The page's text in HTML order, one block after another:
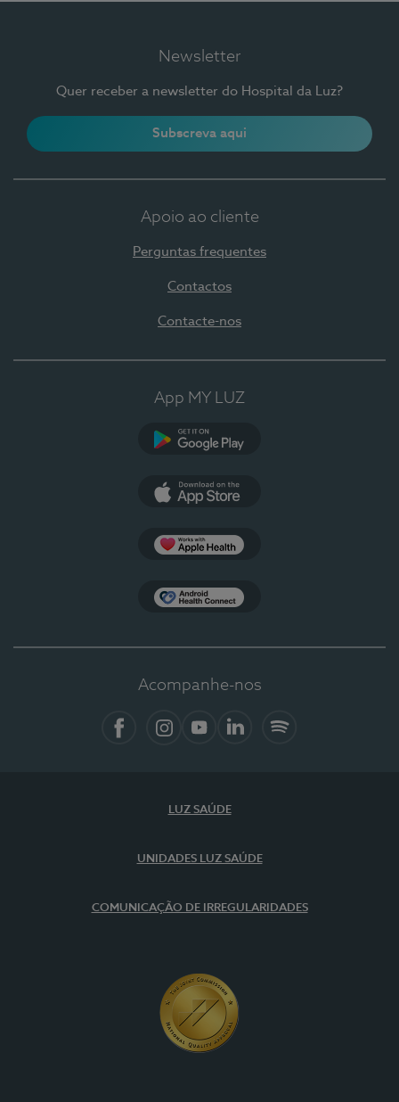
Newsletter
Quer receber a newsletter do Hospital da Luz?
Subscreva aqui
Apoio ao cliente
Perguntas frequentes
Contactos
Contacte-nos
App MY LUZ
Acompanhe-nos
LUZ SAÚDE
UNIDADES LUZ SAÚDE
COMUNICAÇÃO DE IRREGULARIDADES